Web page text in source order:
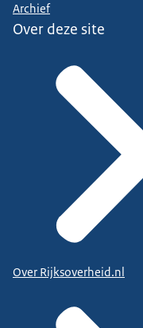
Archief
Over deze site
Over Rijksoverheid.nl